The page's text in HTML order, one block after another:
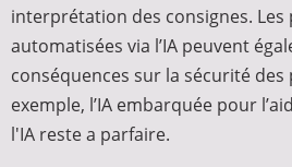
interprétation des consignes. Les
automatisées via l’IA peuvent
conséquences sur la sécurité
exemple, l’IA embarquée pour
l'IA reste a parfaire.